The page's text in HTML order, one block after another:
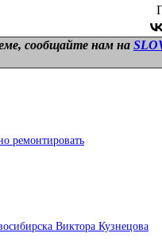
сообщайте нам на
ремонтировать
Виктора Кузнецова